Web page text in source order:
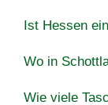
Ist Hessen
Wo in
Wie viele